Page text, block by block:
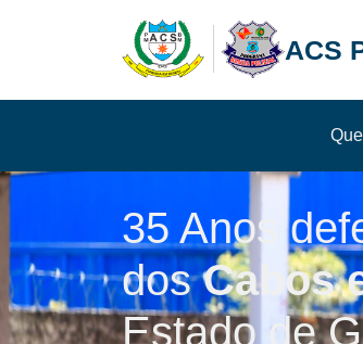
ACS
35 Anos
dosCabos
Estado de